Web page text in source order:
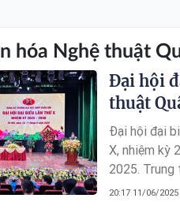
hóa Nghệ thuật
Đại hội
thuật
Đại hội đại
X, nhiệm kỳ
2025. Trung
đội nhân
20:17 11/06/2025